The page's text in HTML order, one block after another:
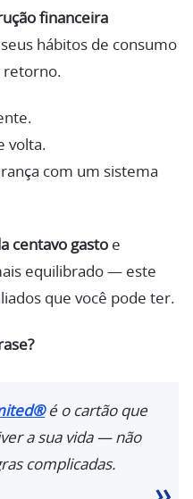
financeira
hábitos de consumo
retorno.
volta.
com um sistema
centavo gasto e
equilibrado — este
que você pode ter.
é o cartão que
a sua vida — não
complicadas.